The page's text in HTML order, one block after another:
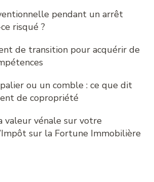
pendant un arrêt
risqué ?
de transition pour acquérir de
ou un comble : ce que dit
de copropriété
valeur vénale sur votre
sur la Fortune Immobilière